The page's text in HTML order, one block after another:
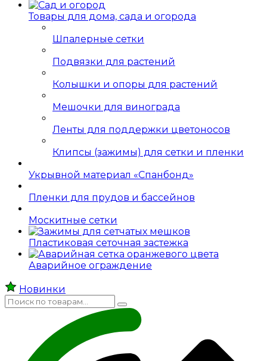
Товары для дома, сада и огорода
Шпалерные сетки
Подвязки для растений
Колышки и опоры для растений
Мешочки для винограда
Ленты для поддержки цветоносов
Клипсы (зажимы) для сетки и пленки
Укрывной материал «Спанбонд»
Пленки для прудов и бассейнов
Москитные сетки
Пластиковая сеточная застежка
Аварийное ограждение
Новинки